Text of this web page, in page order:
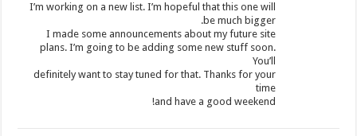
I’m working on a new list. I’m hopeful that this one will
be much bigger.
I made some announcements about my future site
plans. I’m going to be adding some new stuff soon.
You’ll
definitely want to stay tuned for that. Thanks for your
time
and have a good weekend!